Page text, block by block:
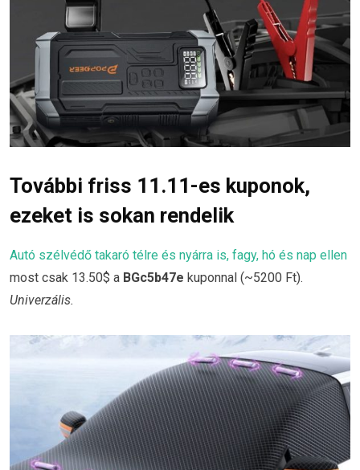
További friss 11.11-es kuponok,
ezeket is sokan rendelik
Autó szélvédő takaró télre és nyárra is, fagy, hó és nap ellen
most csak 13.50$ a BGc5b47e kuponnal (~5200 Ft).
Univerzális.